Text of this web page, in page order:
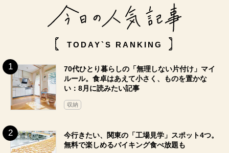
TODAY`S RANKING
70代ひとり暮らしの「無理しない片付け」マイ
ルール。食卓はあえて小さく、ものを置かな
い：8月に読みたい記事
収納
今行きたい、関東の「工場見学」スポット4つ。
無料で楽しめるバイキング食べ放題も